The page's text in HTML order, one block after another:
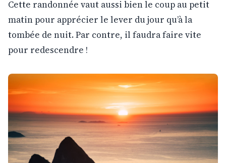
Cette randonnée vaut aussi bien le coup au petit
matin pour apprécier le lever du jour qu’à la
tombée de nuit. Par contre, il faudra faire vite
pour redescendre !